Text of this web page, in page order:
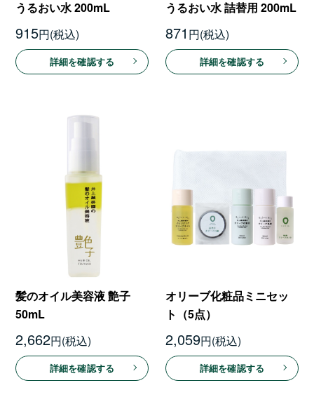
うるおい水 200mL
915円
詳細を確認する
うるおい水 詰替用 200mL
871 円
詳細を確認する
髪のオイル美容液 艶子
50mL
2,662円
詳細を確認する
オリーブ化粧品ミニセッ
ト（5点）
2,059円
詳細を確認する